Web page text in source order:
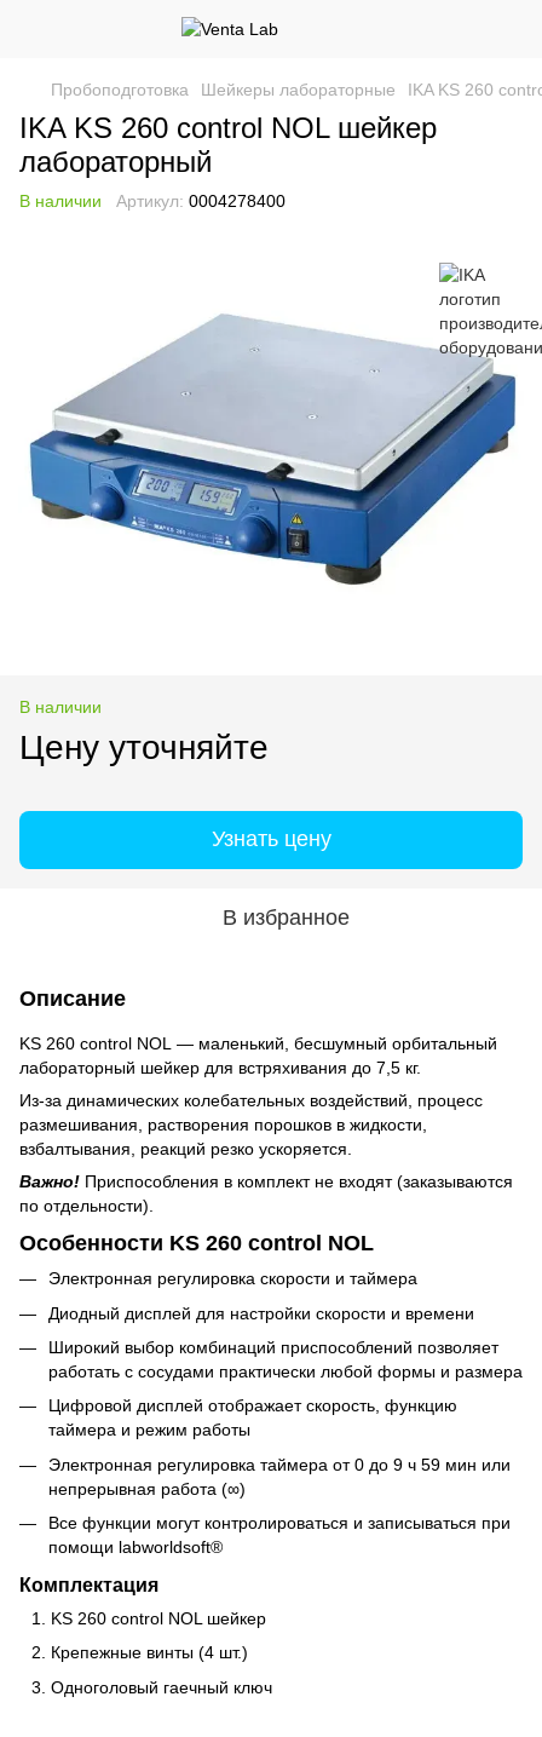
Пробоподготовка Шейкеры лабораторные IKA KS 260
IKA KS 260 control NOL шейкер
лабораторный
В наличии Артикул: 0004278400
В наличии
Цену уточняйте
Узнать цену
В избранное
Описание
KS 260 control NOL — маленький, бесшумный орбитальный
лабораторный шейкер для встряхивания до 7,5 кг.
Из-за динамических колебательных воздействий, процесс
размешивания, растворения порошков в жидкости,
взбалтывания, реакций резко ускоряется.
Важно! Приспособления в комплект не входят (заказываются
по отдельности).
Особенности KS 260 control NOL
Электронная регулировка скорости и таймера
Диодный дисплей для настройки скорости и времени
Широкий выбор комбинаций приспособлений позволяет
работать с сосудами практически любой формы и размера
Цифровой дисплей отображает скорость, функцию
таймера и режим работы
Электронная регулировка таймера от 0 до 9 ч 59 мин или
непрерывная работа (∞)
Все функции могут контролироваться и записываться при
помощи labworldsoft®
Комплектация
KS 260 control NOL шейкер
Крепежные винты (4 шт.)
Одноголовый гаечный ключ